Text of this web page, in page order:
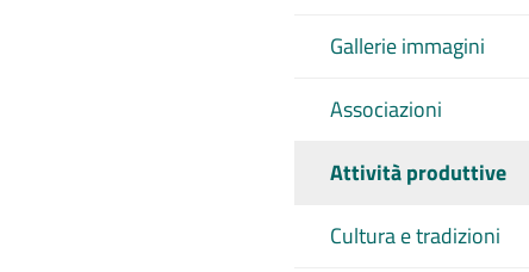
Gallerie immagini
Associazioni
Attività produttive
Cultura e tradizioni